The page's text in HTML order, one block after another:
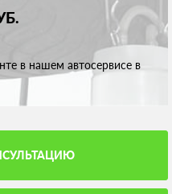
в нашем автосервисе в